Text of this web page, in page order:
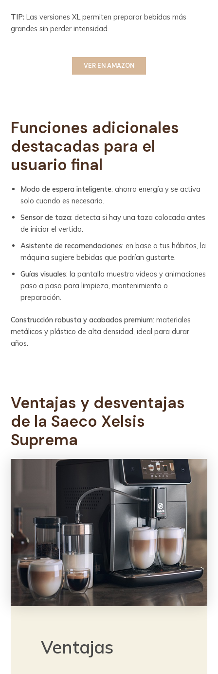
TIP: Las versiones XL permiten preparar bebidas más
grandes sin perder intensidad.
VER EN AMAZON
Funciones adicionales
destacadas para el
usuario final
Modo de espera inteligente: ahorra energía y se activa
solo cuando es necesario.
Sensor de taza: detecta si hay una taza colocada antes
de iniciar el vertido.
Asistente de recomendaciones: en base a tus hábitos, la
máquina sugiere bebidas que podrían gustarte.
Guías visuales: la pantalla muestra vídeos y animaciones
paso a paso para limpieza, mantenimiento o
preparación.
Construcción robusta y acabados premium: materiales
metálicos y plástico de alta densidad, ideal para durar
años.
Ventajas y desventajas
de la Saeco Xelsis
Suprema
Ventajas